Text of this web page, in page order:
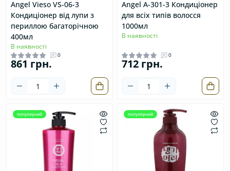
Angel Vieso VS-06-3
Кондиціонер від лупи з
периллою багаторічною
400мл
В наявності
0
861 грн.
Angel А-301-3 Кондиціонер
для всіх типів волосся
1000мл
В наявності
0
712 грн.
популярний популярний